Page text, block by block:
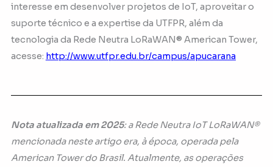
interesse em desenvolver projetos de IoT, aproveitar o
suporte técnico e a expertise da UTFPR, além da
tecnologia da Rede Neutra LoRaWAN® American Tower,
acesse: http://www.utfpr.edu.br/campus/apucarana
Nota atualizada em 2025: a Rede Neutra IoT LoRaWAN®
mencionada neste artigo era, à época, operada pela
American Tower do Brasil. Atualmente, as operações